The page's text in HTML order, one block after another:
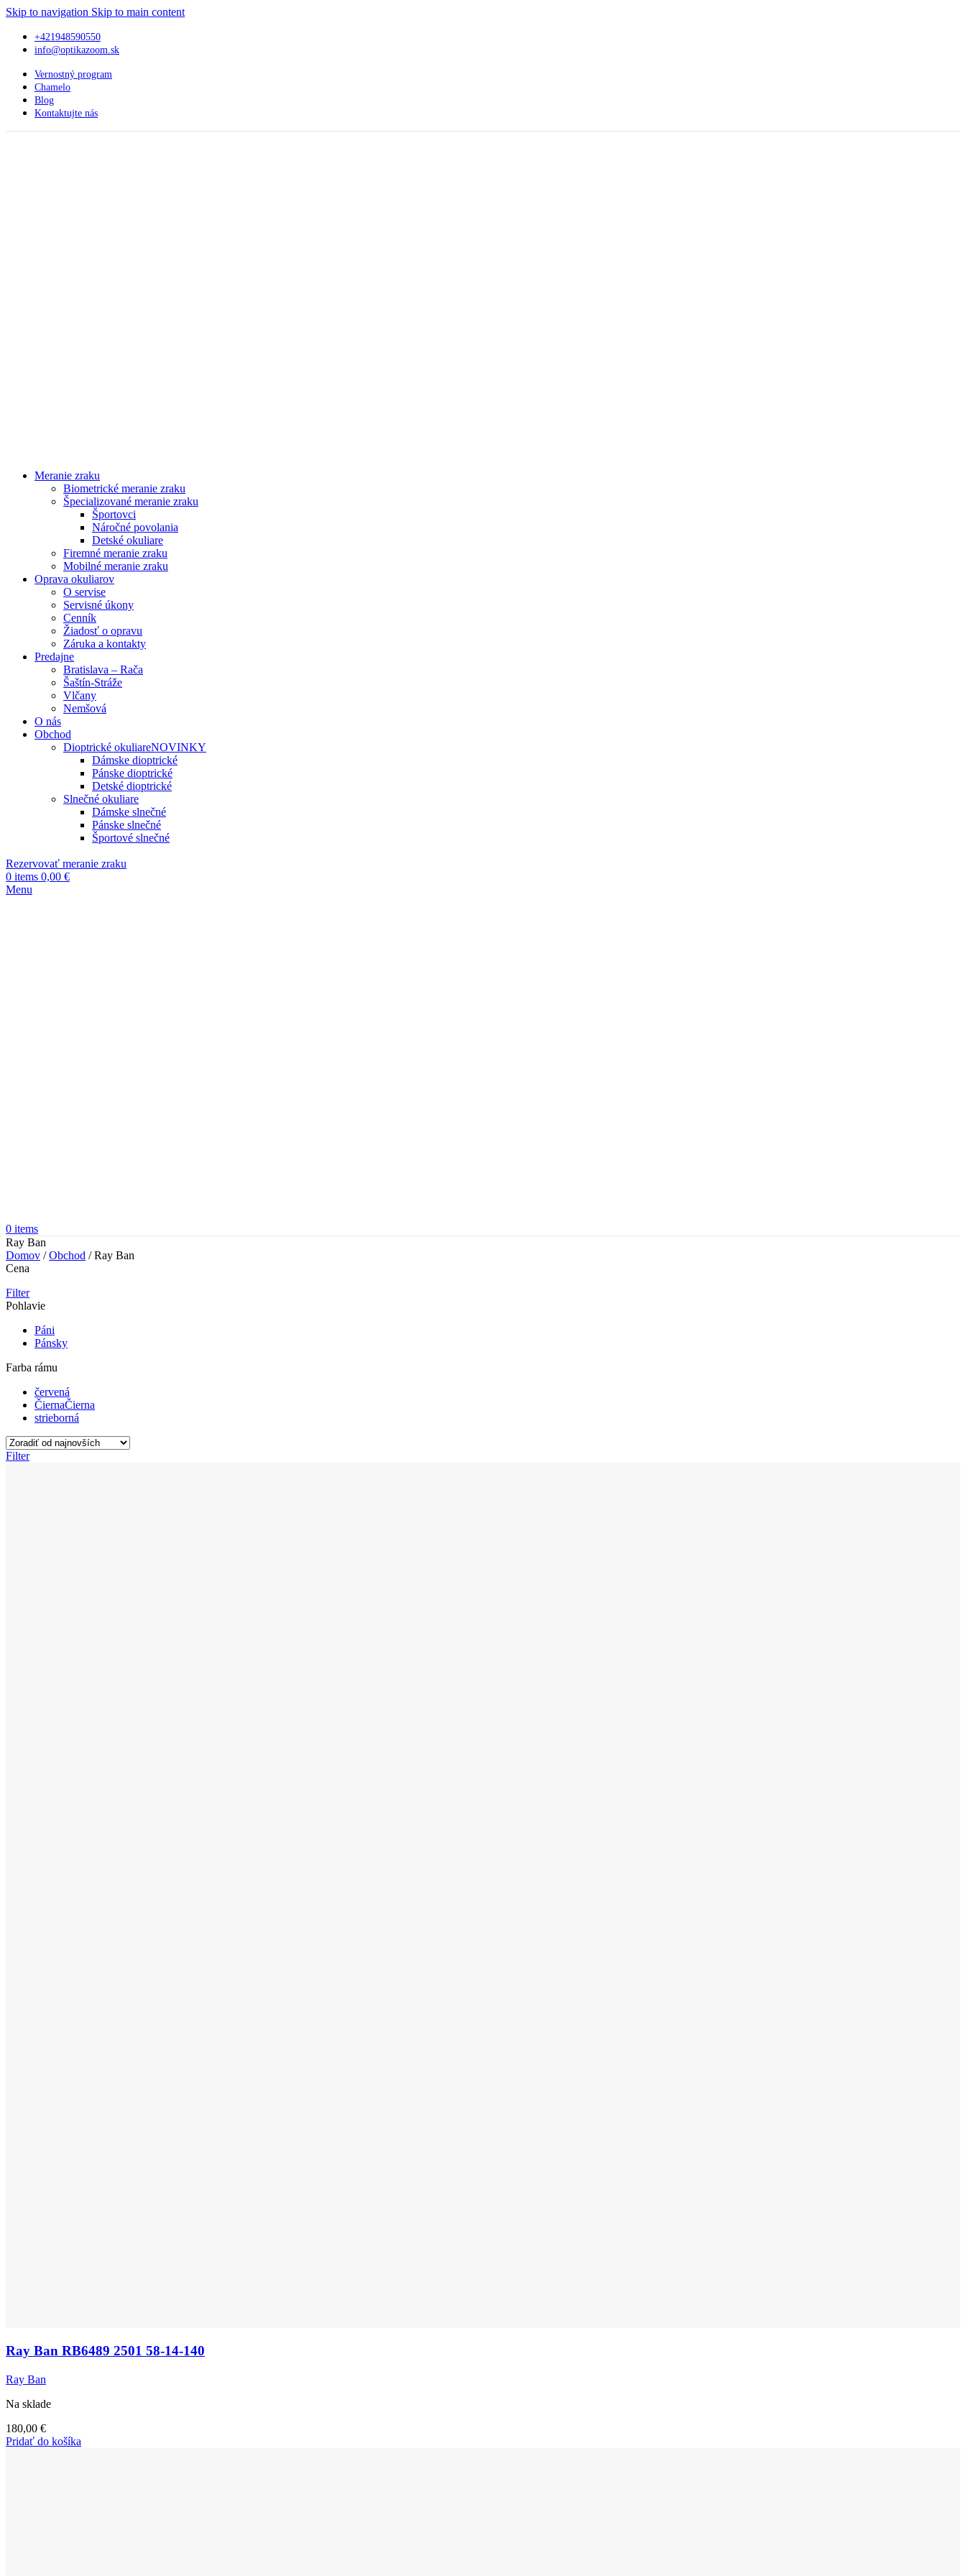
Skip to navigation Skip to main content
+421948590550
info@optikazoom.sk
Vernostný program
Chamelo
Blog
Kontaktujte nás
Meranie zraku
Biometrické meranie zraku
Špecializované meranie zraku
Športovci
Náročné povolania
Detské okuliare
Firemné meranie zraku
Mobilné meranie zraku
Oprava okuliarov
O servise
Servisné úkony
Cenník
Žiadosť o opravu
Záruka a kontakty
Predajne
Bratislava – Rača
Šaštín-Stráže
Vlčany
Nemšová
O nás
Obchod
Dioptrické okuliareNOVINKY
Dámske dioptrické
Pánske dioptrické
Detské dioptrické
Slnečné okuliare
Dámske slnečné
Pánske slnečné
Športové slnečné
Rezervovať meranie zraku
0 items 0,00 €
Menu
0 items
Ray Ban
Domov /Obchod /Ray Ban
Cena
Filter
Pohlavie
Páni
Pánsky
Farba rámu
červená
ČiernaČierna
strieborná
Filter
Ray Ban RB6489 2501 58-14-140
Ray Ban
Na sklade
180,00 €
Pridať do košíka